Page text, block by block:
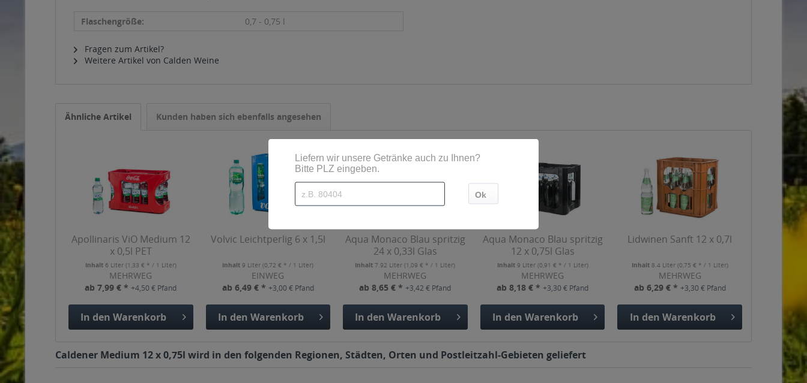
Flaschengröße: 0,7 - 0,75 l
Fragen zum Artikel?
Weitere Artikel von Calden Weine
Ähnliche Artikel Kunden haben sich ebenfalls angesehen
Apollinaris ViO Medium 12
x 0,5l PET
Inhalt 6 Liter (1,33 € * / 1 Liter)
MEHRWEG
ab 7,99 € *+4,50 € Pfand
In den Warenkorb
Volvic Leichtperlig 6 x 1,5l
Inhalt9 Liter(0,72 € * / 1 Liter)
EINWEG
ab 6,49 € * +3,00 € Pfand
In den Warenkorb
Aqua Monaco Blau spritzig
24 x 0,33l Glas
Inhalt7.92 Liter(1,09 € * / 1 Liter)
MEHRWEG
ab 8,65 € *+3,42 € Pfand
In den Warenkorb
Aqua Monaco Blau spritzig
12 x 0,75l Glas
Inhalt 9 Liter (0,91 € * / 1 Liter)
MEHRWEG
ab 8,18 € *+3,30 € Pfand
In den Warenkorb
Lidwinen Sanft 12 x 0,7l
Inhalt 8.4 Liter (0,75 € * / 1 Liter)
MEHRWEG
ab 6,29 € * +3,30 € Pfand
In den Warenkorb
Caldener Medium 12 x 0,75l wird in den folgenden Regionen, Städten, Orten und Postleitzahl-Gebieten geliefert